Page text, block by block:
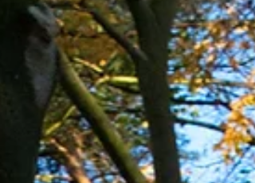
neem ik afscheid van de groep.
Lees meer in mijn blog waarom
het onderwijs verlaat:
https://www.jufsas.com/post/de-
juf-die-wilde-lesgeven Met een
glimlach Ik wilde graag iets
tastbaars geven zodat ze met
goed gevoel en een glimlach aan
juf Sas terug kunnen denken. Op